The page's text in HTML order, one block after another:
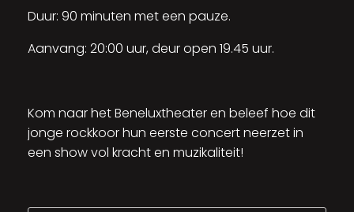
Duur: 90 minuten met een pauze.
Aanvang: 20:00 uur, deur open 19.45 uur.
Kom naar het Beneluxtheater en beleef hoe dit
jonge rockkoor hun eerste concert neerzet in
een show vol kracht en muzikaliteit!